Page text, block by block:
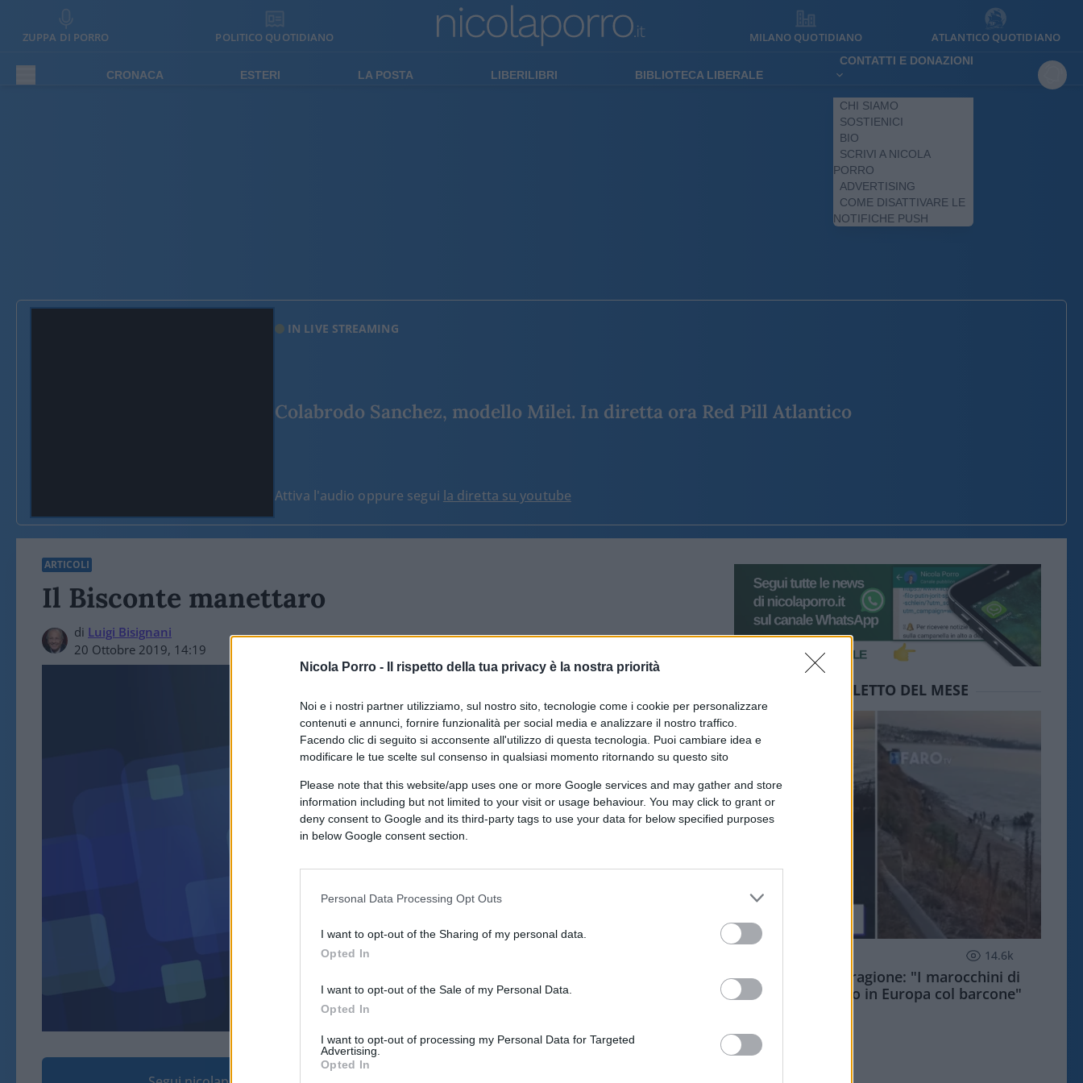
Nicola Porro - Il rispetto della tua privacy è la nostra priorità
Noi e i nostri partner utilizziamo, sul nostro sito, tecnologie come i cookie per personalizzare
contenuti e annunci, fornire funzionalità per social media e analizzare il nostro traffico.
Facendo clic di seguito si acconsente all'utilizzo di questa tecnologia. Puoi cambiare idea e
modificare le tue scelte sul consenso in qualsiasi momento ritornando su questo sito
Please note that this website/app uses one or more Google services and may gather and store
information including but not limited to your visit or usage behaviour. You may click to grant or
deny consent to Google and its third-party tags to use your data for below specified purposes
in below Google consent section.
Personal Data Processing Opt Outs
I want to opt-out of the Sharing of my personal data.
Opted In
I want to opt-out of the Sale of my Personal Data.
Opted In
I want to opt-out of processing my Personal Data for Targeted
Advertising.
Opted In
ZUPPA DI PORRO POLITICO QUOTIDIANO MILANO QUOTIDIANO ATLANTICO QUOTIDIANO
CRONACA ESTERI LA POSTA LIBERILIBRI BIBLIOTECA LIBERALE
CONTATTI E DONAZIONI
CHI SIAMO
SOSTIENICI
BIO
SCRIVI A NICOLA
PORRO
ADVERTISING
COME DISATTIVARE LE
NOTIFICHE PUSH
IN LIVE STREAMING
Colabrodo Sanchez, modello Milei. In diretta ora Red Pill Atlantico
Attiva l'audio oppure segui la diretta su youtube
ARTICOLI
Il Bisconte manettaro
di Luigi Bisignani
20 Ottobre 2019, 14:19
ARTICOLI
IL PIÙ LETTO DEL MESE
14.6k
Meloni aveva ragione: "I marocchini di
Ceuta sbarcano in Europa col barcone"